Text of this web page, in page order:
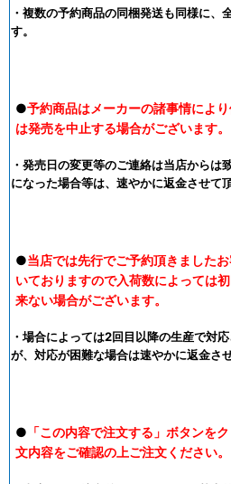
・複数の予約商品の同梱発送も同様に、
す。
●予約商品はメーカーの諸事情によ
は発売を中止する場合がございます。
・発売日の変更等のご連絡は当店からは
になった場合等は、速やかに返金させて
●当店では先行でご予約頂きました
いておりますので入荷数によっては
来ない場合がございます。
・場合によっては2回目以降の生産で対
が、対応が困難な場合は速やかに返金さ
● 「この内容で注文する」ボタンを
文内容をご確認の上ご注文ください。